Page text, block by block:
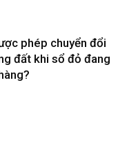
phép chuyển đổi
đất khi sổ đỏ đang